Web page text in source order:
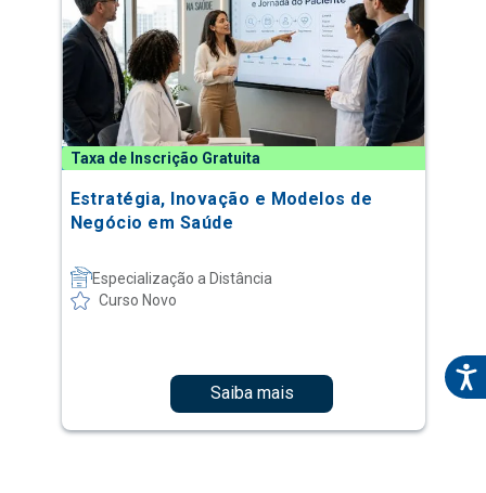
Taxa de Inscrição Gratuita
Estratégia, Inovação e Modelos de
Negócio em Saúde
Especialização a Distância
Curso Novo
Saiba mais